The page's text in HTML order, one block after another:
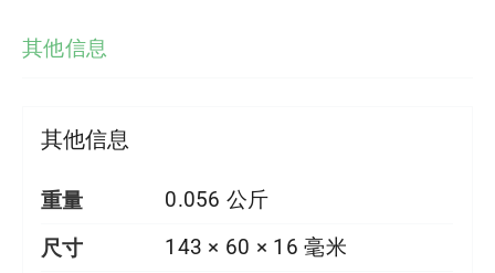
其他信息
其他信息
重量 0.056 公斤
尺寸 143 × 60 × 16 毫米